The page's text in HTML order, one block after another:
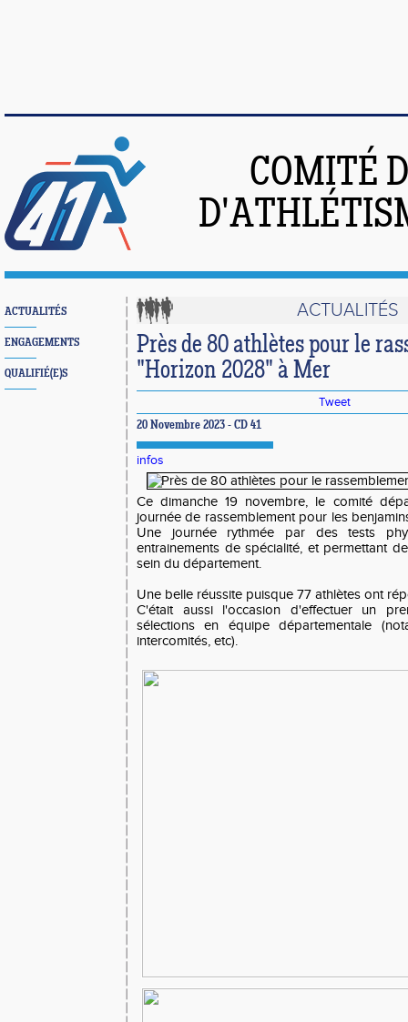
COMITÉ
ACTUALITÉS
ENGAGEMENTS
QUALIFIÉ(E)S
ACTUALITÉS
Près de 80 athlètes pour le
"Horizon 2028" à Mer
Tweet
20 Novembre 2023 - CD 41
infos
Ce dimanche 19 novembre, le comité
journée de rassemblement pour les
Une journée rythmée par des tests
entrainements de spécialité, et permettant
sein du département.
Une belle réussite puisque 77 athlètes ont
C'était aussi l'occasion d'effectuer un
sélections en équipe départementale
intercomités, etc).